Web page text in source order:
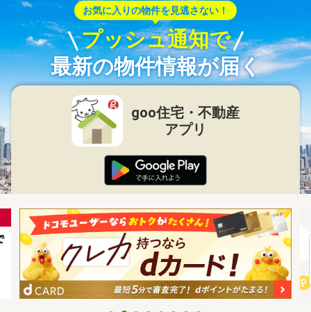
お気に入りの物件を見逃さない！
プッシュ通知で
最新の物件情報が届く
goo住宅・不動産
アプリ